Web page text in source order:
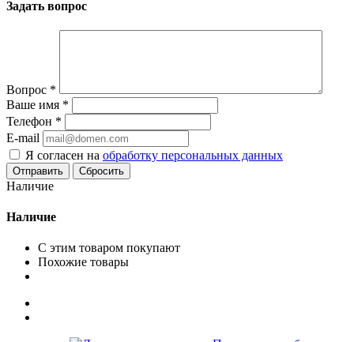
Задать вопрос
Вопрос *
Ваше имя *
Телефон *
E-mail
Я согласен на обработку персональных данных
Сбросить
Наличие
Наличие
С этим товаром покупают
Похожие товары